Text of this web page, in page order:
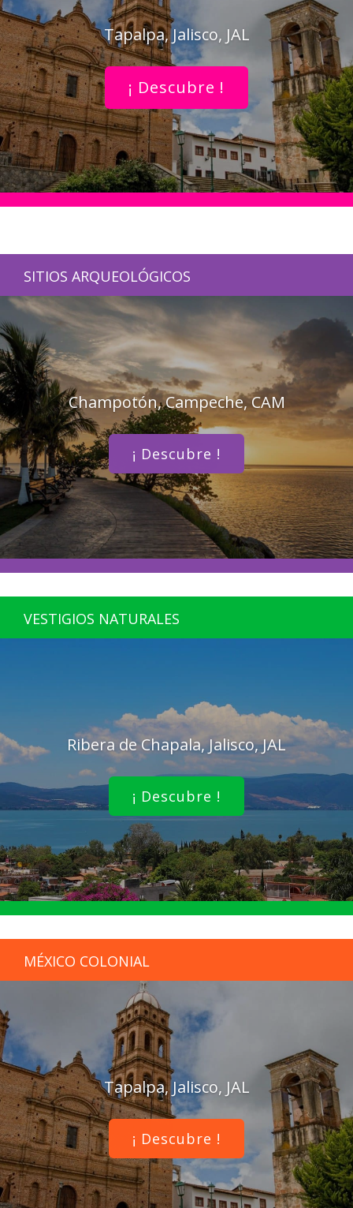
Tapalpa, Jalisco, JAL
¡ Descubre !
SITIOS ARQUEOLÓGICOS
Champotón, Campeche, CAM
¡ Descubre !
VESTIGIOS NATURALES
Ribera de Chapala, Jalisco, JAL
¡ Descubre !
MÉXICO COLONIAL
Tapalpa, Jalisco, JAL
¡ Descubre !